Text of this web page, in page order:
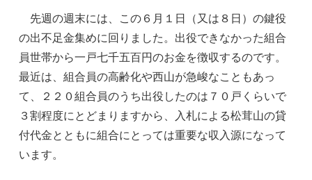
先週の週末には、この６月１日（又は８日）の鍵役
の出不足金集めに回りました。出役できなかった組合
員世帯から一戸七千五百円のお金を徴収するのです。
最近は、組合員の高齢化や西山が急峻なこともあっ
て、２２０組合員のうち出役したのは７０戸くらいで
３割程度にとどまりますから、入札による松茸山の貸
付代金とともに組合にとっては重要な収入源になって
います。